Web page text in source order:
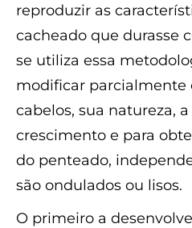
reproduzir as
cacheado que durasse
se utiliza essa
modificar parcialmente
cabelos, sua natureza,
crescimento e para
do penteado,
são ondulados ou lisos.
O primeiro a